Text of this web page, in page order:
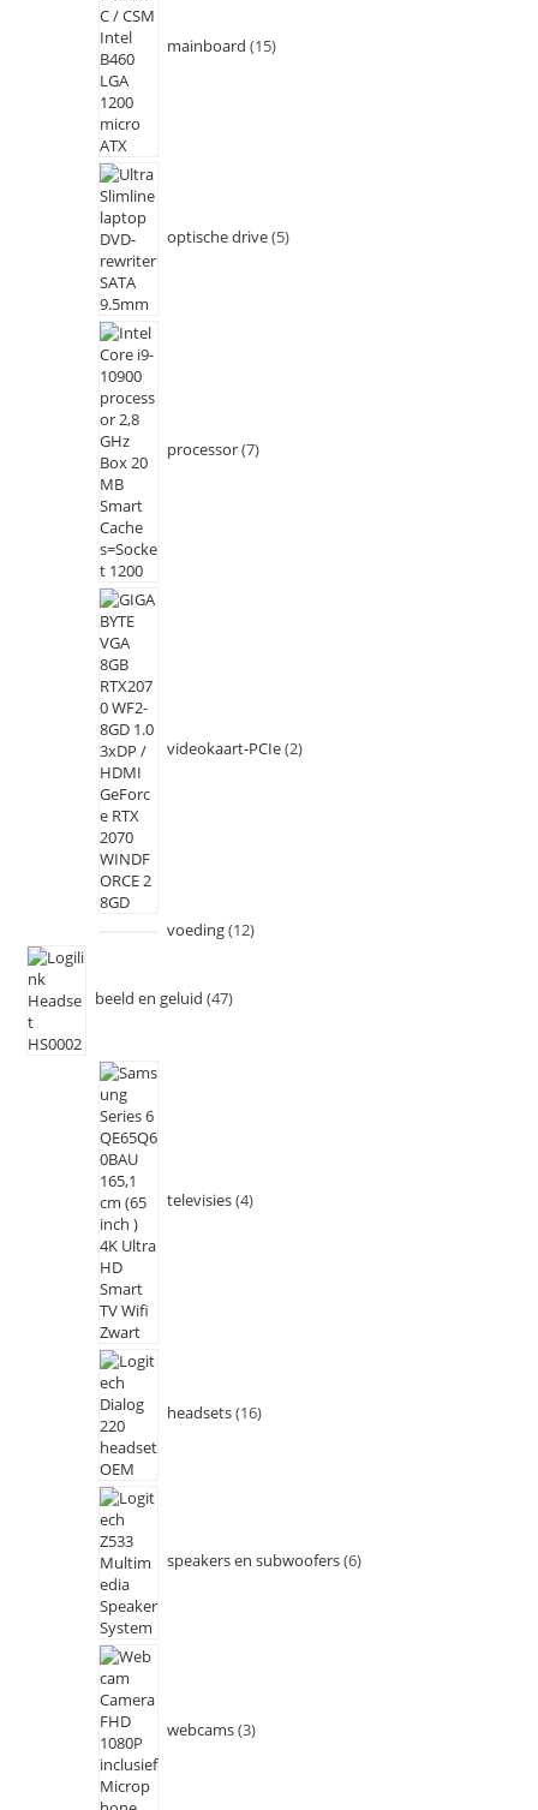
mainboard 15
optische drive 5
processor 7
videokaart-PCIe 2
voeding 12
beeld en geluid 47
televisies 4
headsets 16
speakers en subwoofers 6
webcams 3